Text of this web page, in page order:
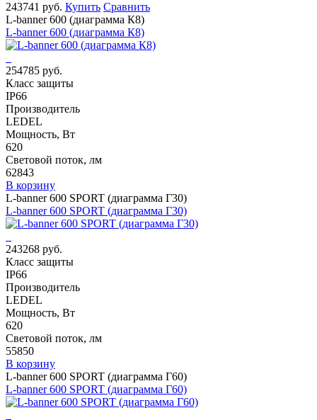
243741 руб. Купить Сравнить
L-banner 600 (диаграмма К8)
L-banner 600 (диаграмма К8)
254785 руб.
Класс защиты
IP66
Производитель
LEDEL
Мощность, Вт
620
Световой поток, лм
62843
В корзину
L-banner 600 SPORT (диаграмма Г30)
L-banner 600 SPORT (диаграмма Г30)
243268 руб.
Класс защиты
IP66
Производитель
LEDEL
Мощность, Вт
620
Световой поток, лм
55850
В корзину
L-banner 600 SPORT (диаграмма Г60)
L-banner 600 SPORT (диаграмма Г60)